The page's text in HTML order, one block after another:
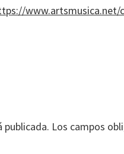
www.artsmusica.net/
publicada. Los campos